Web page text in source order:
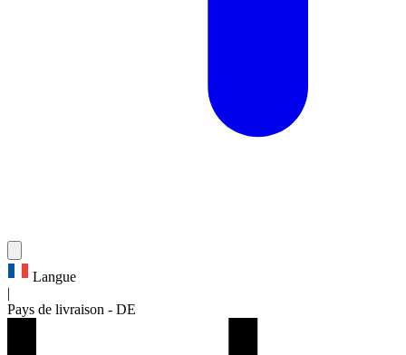
Langue
Pays de livraison - DE